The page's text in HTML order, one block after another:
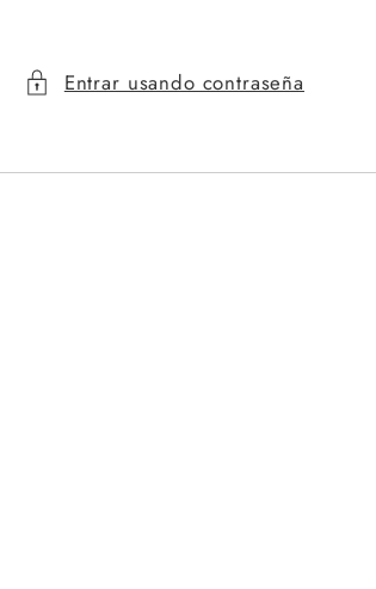
Entrar usando contraseña